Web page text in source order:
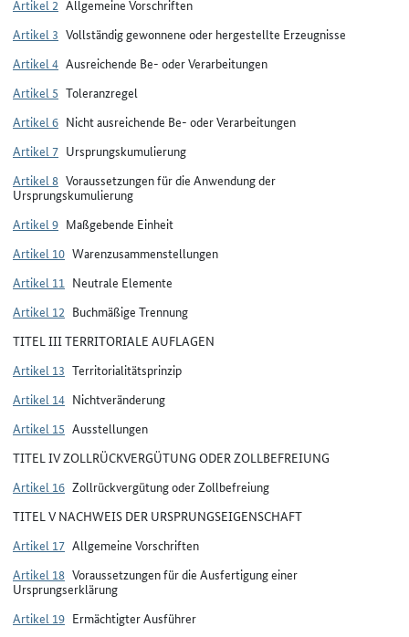
Artikel 2 Allgemeine Vorschriften
Artikel 3 Vollständig gewonnene oder hergestellte Erzeugnisse
Artikel 4 Ausreichende Be- oder Verarbeitungen
Artikel 5 Toleranzregel
Artikel 6 Nicht ausreichende Be- oder Verarbeitungen
Artikel 7 Ursprungskumulierung
Artikel 8 Voraussetzungen für die Anwendung der
Ursprungskumulierung
Artikel 9 Maßgebende Einheit
Artikel 10 Warenzusammenstellungen
Artikel 11 Neutrale Elemente
Artikel 12 Buchmäßige Trennung
TITEL III TERRITORIALE AUFLAGEN
Artikel 13 Territorialitätsprinzip
Artikel 14 Nichtveränderung
Artikel 15 Ausstellungen
TITEL IV ZOLLRÜCKVERGÜTUNG ODER ZOLLBEFREIUNG
Artikel 16 Zollrückvergütung oder Zollbefreiung
TITEL V NACHWEIS DER URSPRUNGSEIGENSCHAFT
Artikel 17 Allgemeine Vorschriften
Artikel 18 Voraussetzungen für die Ausfertigung einer
Ursprungserklärung
Artikel 19 Ermächtigter Ausführer